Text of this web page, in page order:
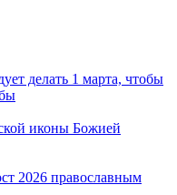
делать 1 марта, чтобы
иконы Божией
2026 православным